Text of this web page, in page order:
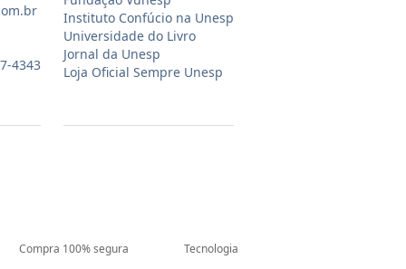
4343
Instituto Confúcio na Unesp
Universidade do Livro
Jornal da Unesp
Loja Oficial Sempre Unesp
Compra 100% segura Tecnologia